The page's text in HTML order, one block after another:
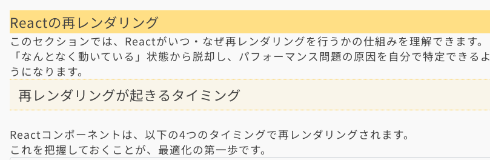
Reactの再レンダリング
このセクションでは、Reactがいつ・なぜ再レンダリングを行うかの仕組みを理解できます。
「なんとなく動いている」状態から脱却し、パフォーマンス問題の原因を自分で特定できるよ
うになります。
再レンダリングが起きるタイミング
Reactコンポーネントは、以下の4つのタイミングで再レンダリングされます。
これを把握しておくことが、最適化の第一歩です。